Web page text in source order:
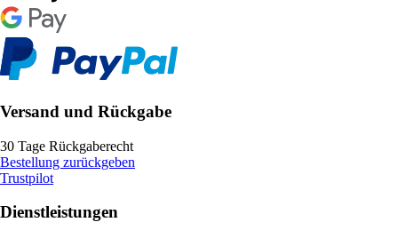
Versand und Rückgabe
30 Tage Rückgaberecht
Bestellung zurückgeben
Trustpilot
Dienstleistungen